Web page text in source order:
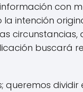
con
intención
buscará
queremos